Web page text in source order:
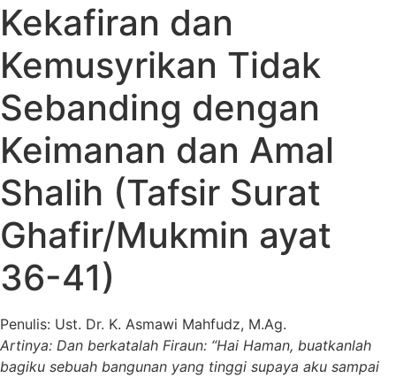
Kekafiran dan
Kemusyrikan Tidak
Sebanding dengan
Keimanan dan Amal
Shalih (Tafsir Surat
Ghafir/Mukmin ayat
36-41)
Penulis: Ust. Dr. K. Asmawi Mahfudz, M.Ag.
Artinya: Dan berkatalah Firaun: “Hai Haman, buatkanlah
bagiku sebuah bangunan yang tinggi supaya aku sampai